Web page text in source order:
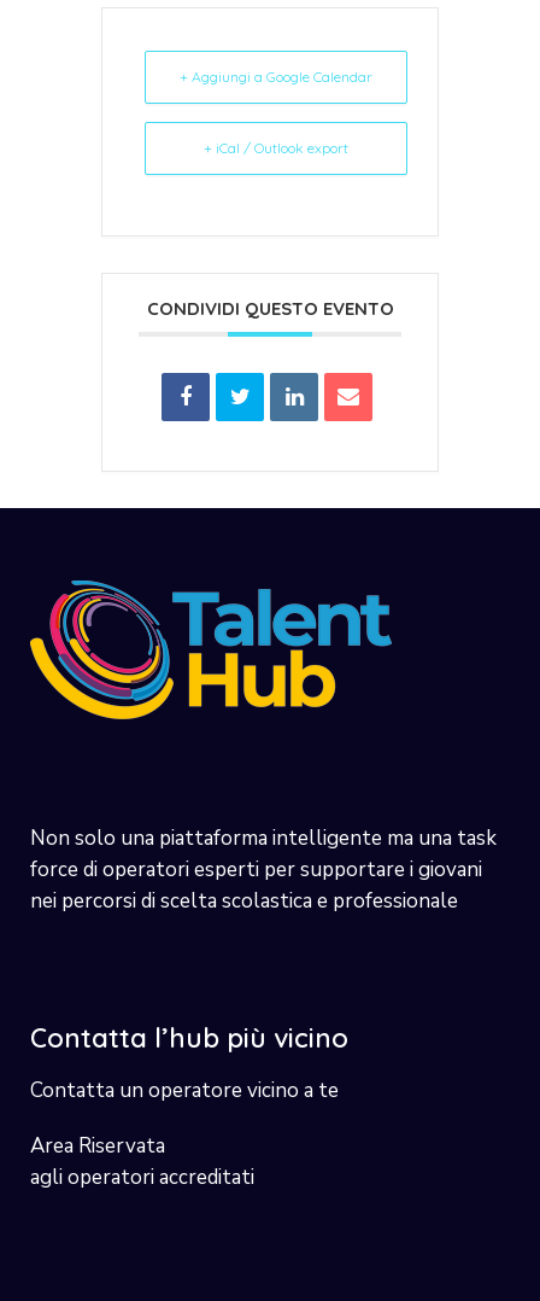
+ Aggiungi a Google Calendar
+ iCal / Outlook export
CONDIVIDI QUESTO EVENTO
Non solo una piattaforma intelligente ma una task
force di operatori esperti per supportare i giovani
nei percorsi di scelta scolastica e professionale
Contatta l’hub più vicino
Contatta un operatore vicino a te
Area Riservata
agli operatori accreditati